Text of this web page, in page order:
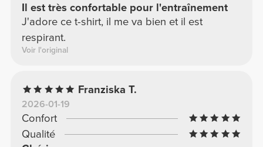
Il est très confortable pour l'entraînement
J'adore ce t-shirt, il me va bien et il est
respirant.
Voir l'original
Franziska T.
2026-01-19
Confort
Qualité